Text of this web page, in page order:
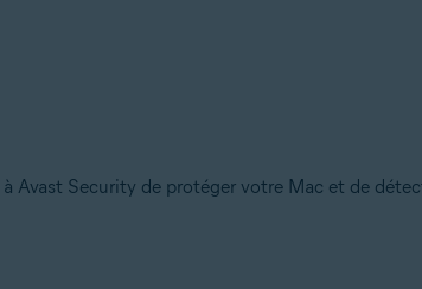
Security de protéger votre Mac et de